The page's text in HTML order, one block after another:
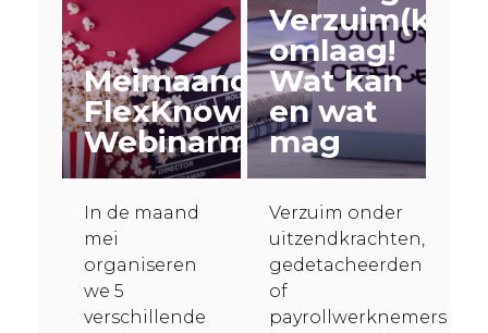
Meimaand
FlexKnowledge
Webinarmaand
In de maand
mei
organiseren
we 5
verschillende
omlaag!
Wat kan
en wat
mag
Verzuim onder
uitzendkrachten,
gedetacheerden
of
payrollwerknemers